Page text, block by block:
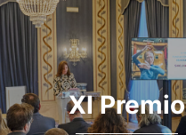
XI Premio